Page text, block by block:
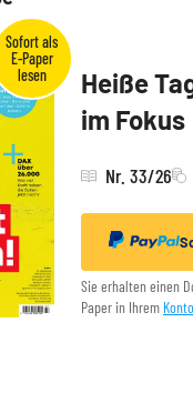
Heiße
im Fokus
Nr. 33/26
Sie erhalten einen
Paper in Ihrem Konto